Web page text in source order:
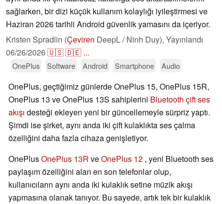
sağlarken, bir dizi küçük kullanım kolaylığı iyileştirmesi ve
Haziran 2026 tarihli Android güvenlik yamasını da içeriyor.
Kristen Spradlin (Çeviren DeepL / Ninh Duy), Yayınlandı
06/26/2026🇺🇸🇩🇪 ...
OnePlus Software Android Smartphone Audio
OnePlus, geçtiğimiz günlerde OnePlus 15, OnePlus 15R,
OnePlus 13 ve OnePlus 13S sahiplerini Bluetooth çift ses
akışı desteği ekleyen yeni bir güncellemeyle sürpriz yaptı.
Şimdi ise şirket, aynı anda iki çift kulaklıkta ses çalma
özelliğini daha fazla cihaza genişletiyor.
OnePlusOnePlus 13R veOnePlus 12 , yeni Bluetooth ses
paylaşım özelliğini alan en son telefonlar olup,
kullanıcıların aynı anda iki kulaklık setine müzik akışı
yapmasına olanak tanıyor. Bu sayede, artık tek bir kulaklık